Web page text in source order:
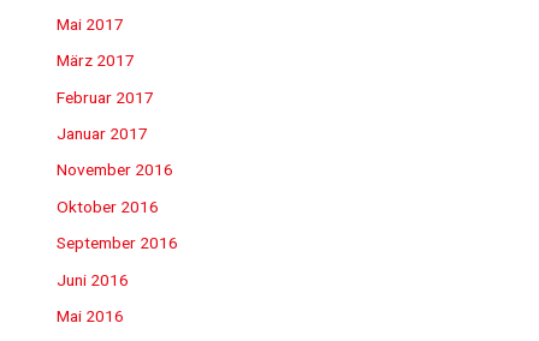
Mai 2017
März 2017
Februar 2017
Januar 2017
November 2016
Oktober 2016
September 2016
Juni 2016
Mai 2016